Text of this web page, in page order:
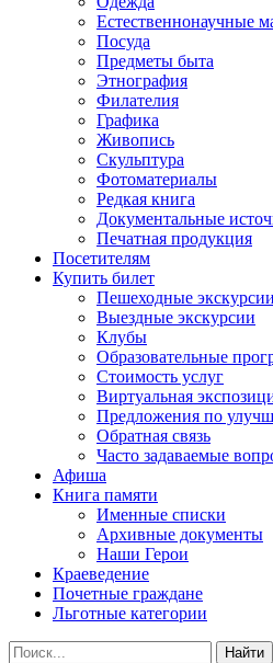
Естественнонаучные
Посуда
Предметы быта
Этнография
Филателия
Графика
Живопись
Скульптура
Фотоматериалы
Редкая книга
Документальные
Печатная продукция
Посетителям
Купить билет
Пешеходные экскурсии
Выездные экскурсии
Клубы
Образовательные
Стоимость услуг
Виртуальная
Предложения по
Обратная связь
Часто задаваемые
Афиша
Книга памяти
Именные списки
Архивные документы
Наши Герои
Краеведение
Почетные граждане
Льготные категории
Найти